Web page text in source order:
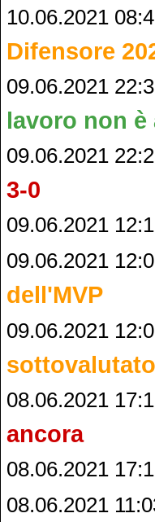
10.06.2021
Difensore
09.06.2021
lavoro non
09.06.2021
3-0
09.06.2021
09.06.2021
dell'MVP
09.06.2021
sottovalutato
08.06.2021
ancora
08.06.2021
08.06.2021